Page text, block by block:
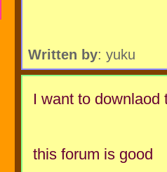
Written by: yuku
I want to downlaod
this forum is good